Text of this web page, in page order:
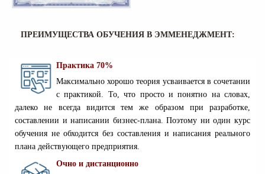
ПРЕИМУЩЕСТВА ОБУЧЕНИЯ В ЭММЕНЕДЖМЕНТ:
Практика 70%
Максимально хорошо теория усваивается в сочетании
с практикой. То, что просто и понятно на словах,
далеко не всегда видится тем же образом при разработке,
составлении и написании бизнес-плана. Поэтому ни один курс
обучения не обходится без составления и написания реального
плана действующего предприятия.
Очно и дистанционно